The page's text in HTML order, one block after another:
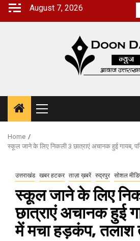
Skip
August 7, 2026
Primary
Menu
Home
स्कूल जाने के लिए निकली 3 छात्राएं अचानक हुई गायब,
उत्तराखंड खबर हटकर ताज़ा ख़बरें रुद्रपुर सोशल
स्कूल जाने के लिए
छात्राएं अचानक हुई
में मचा हड़कंप,